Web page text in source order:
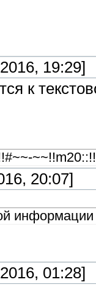
19:29]
к
20:07]
01:28]